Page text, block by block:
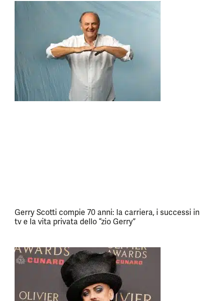
Gerry Scotti compie 70 anni: la carriera, i successi in
tv e la vita privata dello “zio Gerry”